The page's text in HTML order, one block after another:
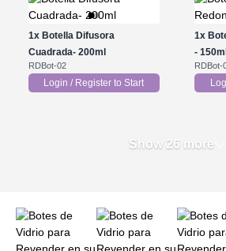
1xBotella Difusora
Cuadrada- 200ml
RDBot-02
Login / Register to Start
1x
-
RDBot-
Show 26 more